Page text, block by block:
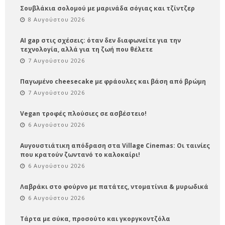
Σουβλάκια σολομού με μαρινάδα σόγιας και τζίντζερ
8 Αυγούστου 2026
AI gap στις σχέσεις: όταν δεν διαφωνείτε για την
τεχνολογία, αλλά για τη ζωή που θέλετε
7 Αυγούστου 2026
Παγωμένο cheesecake με φράουλες και βάση από βρώμη
7 Αυγούστου 2026
Vegan τροφές πλούσιες σε ασβέστειο!
6 Αυγούστου 2026
Αυγουστιάτικη απόδραση στα Village Cinemas: Οι ταινίες
που κρατούν ζωντανό το καλοκαίρι!
6 Αυγούστου 2026
Λαβράκι στο φούρνο με πατάτες, ντοματίνια & μυρωδικά
6 Αυγούστου 2026
Τάρτα με σύκα, προσούτο και γκοργκοντζόλα